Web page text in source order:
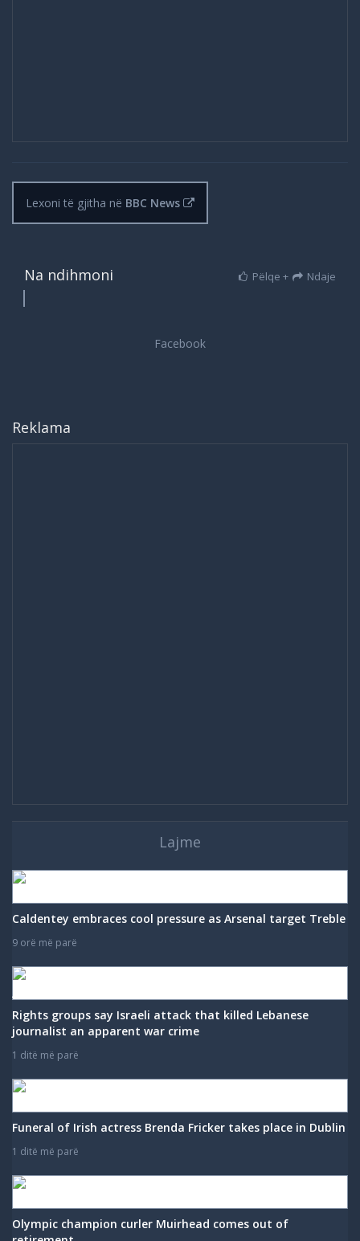
Lexoni të gjitha në BBC News
Na ndihmoni Pëlqe + Ndaje
Reklama
Lajme
Caldentey embraces cool pressure as Arsenal target Treble
9 orë më parë
Rights groups say Israeli attack that killed Lebanese
journalist an apparent war crime
1 ditë më parë
Funeral of Irish actress Brenda Fricker takes place in Dublin
1 ditë më parë
Olympic champion curler Muirhead comes out of